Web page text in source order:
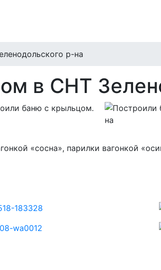
р-на
в СНТ
баню с крыльцом.
«сосна», парилки вагонкой